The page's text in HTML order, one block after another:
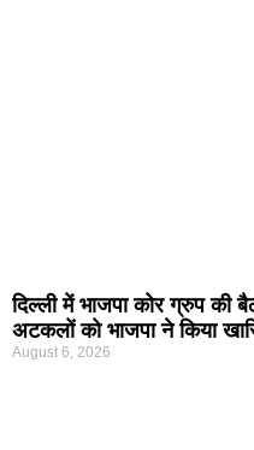
दिल्ली में भाजपा कोर ग्रुप की
अटकलों को भाजपा ने किया
August 6, 2026